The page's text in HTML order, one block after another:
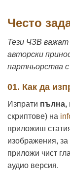
Често
Тези ЧЗВ важат
авторски
партньорства
01. Как да
Изпрати пълна,
скриптове) на
приложиш
изображения,
приложи чист
аудио версия.